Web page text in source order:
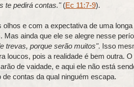
te pedirá contas."(Ec 11:7-9).
e com a expectativa de uma
Mas ainda que ele se alegre nesse
trevas, porque serão muitos". Isso
loucos, pois a realidade é bem outra.
de vaidade, e aqui ele não está
contas da qual ninguém escapa.